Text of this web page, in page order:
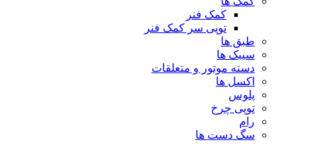
کمک فنر
توپی سر کمک فنر
طبق ها
سیبک ها
دسته موتور و متعلقات
اکسل ها
پلوس
توپی چرخ
رام
سگ دست ها